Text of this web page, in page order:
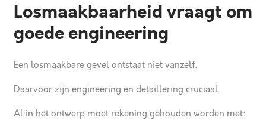
Losmaakbaarheid vraagt om
goede engineering
Een losmaakbare gevel ontstaat niet vanzelf.
Daarvoor zijn engineering en detaillering cruciaal.
Al in het ontwerp moet rekening gehouden worden met: